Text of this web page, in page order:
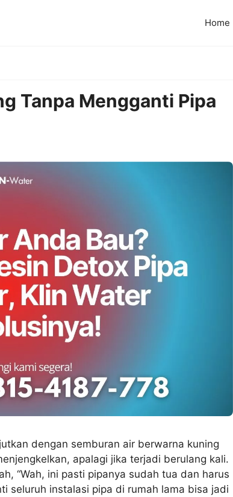
Home
Tanpa Mengganti Pipa
dengan semburan air berwarna kuning
apalagi jika terjadi berulang kali.
“Wah, ini pasti pipanya sudah tua dan harus
seluruh instalasi pipa di rumah lama bisa jadi